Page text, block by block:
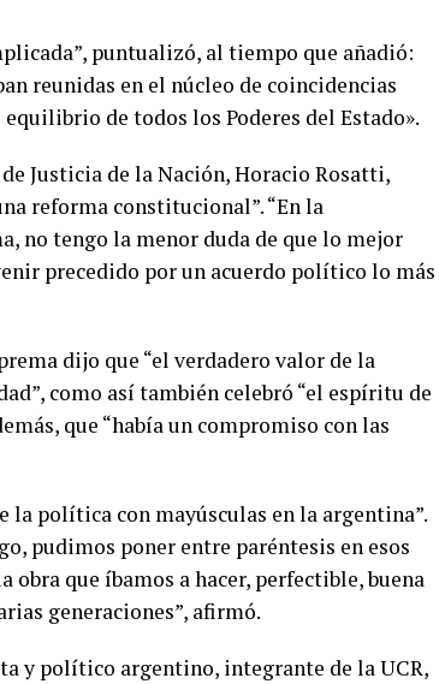
puntualizó, al tiempo que añadió:
reunidas en el núcleo de coincidencias
de todos los Poderes del Estado».
Justicia de la Nación, Horacio Rosatti,
reforma constitucional”. “En la
no tengo la menor duda de que lo mejor
precedido por un acuerdo político lo más
dijo que “el verdadero valor de la
como así también celebró “el espíritu de
que “había un compromiso con las
política con mayúsculas en la argentina”.
pudimos poner entre paréntesis en esos
que íbamos a hacer, perfectible, buena
generaciones”, afirmó.
y político argentino, integrante de la UCR,